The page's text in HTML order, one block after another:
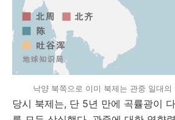
낙양 북쪽으로 이미 북제는 관중 일대
당시 북제는, 단 5년 만에 곡률광이